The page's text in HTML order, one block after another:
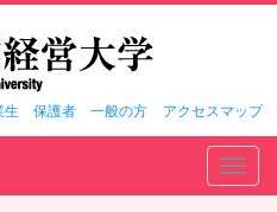
生 保護者 一般の方 アクセスマップ